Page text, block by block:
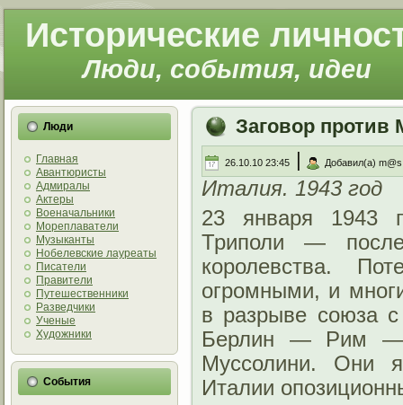
Исторические
Люди, события, идеи
Люди
Главная
Авантюристы
Адмиралы
Актеры
Военачальники
Мореплаватели
Музыканты
Нобелевские лауреаты
Писатели
Правители
Путешественники
Разведчики
Ученые
Художники
События
Заговор против
26.10.10 23:45 | Добавил(а) m@s
Италия. 1943 год
23 января 1943
Триполи —
королевства.
огромными, и
в разрыве союза
Берлин — Рим —
Муссолини. Они
Италии